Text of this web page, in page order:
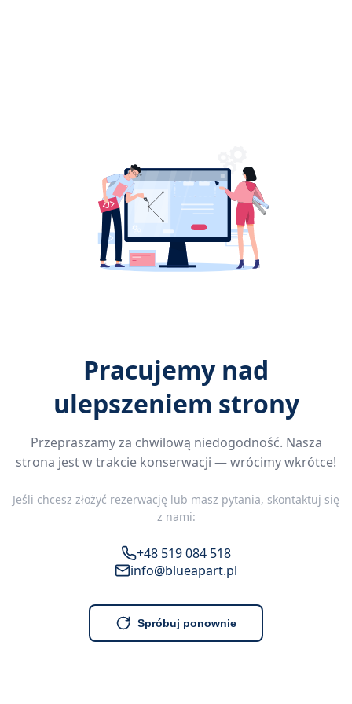
Pracujemy nad
ulepszeniem strony
Przepraszamy za chwilową niedogodność. Nasza
strona jest w trakcie konserwacji — wrócimy wkrótce!
Jeśli chcesz złożyć rezerwację lub masz pytania, skontaktuj się
z nami:
+48 519 084 518
info@blueapart.pl
Spróbuj ponownie